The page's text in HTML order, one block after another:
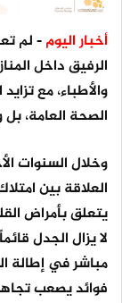
أخبار اليوم- لم
الرفيق داخل
والأطباء، مع
الصحة العامة، بل
وخلال السنوات
العلاقة بين
يتعلق بأمراض
لا يزال الجدل
مباشر في إطالة
فوائد يصعب